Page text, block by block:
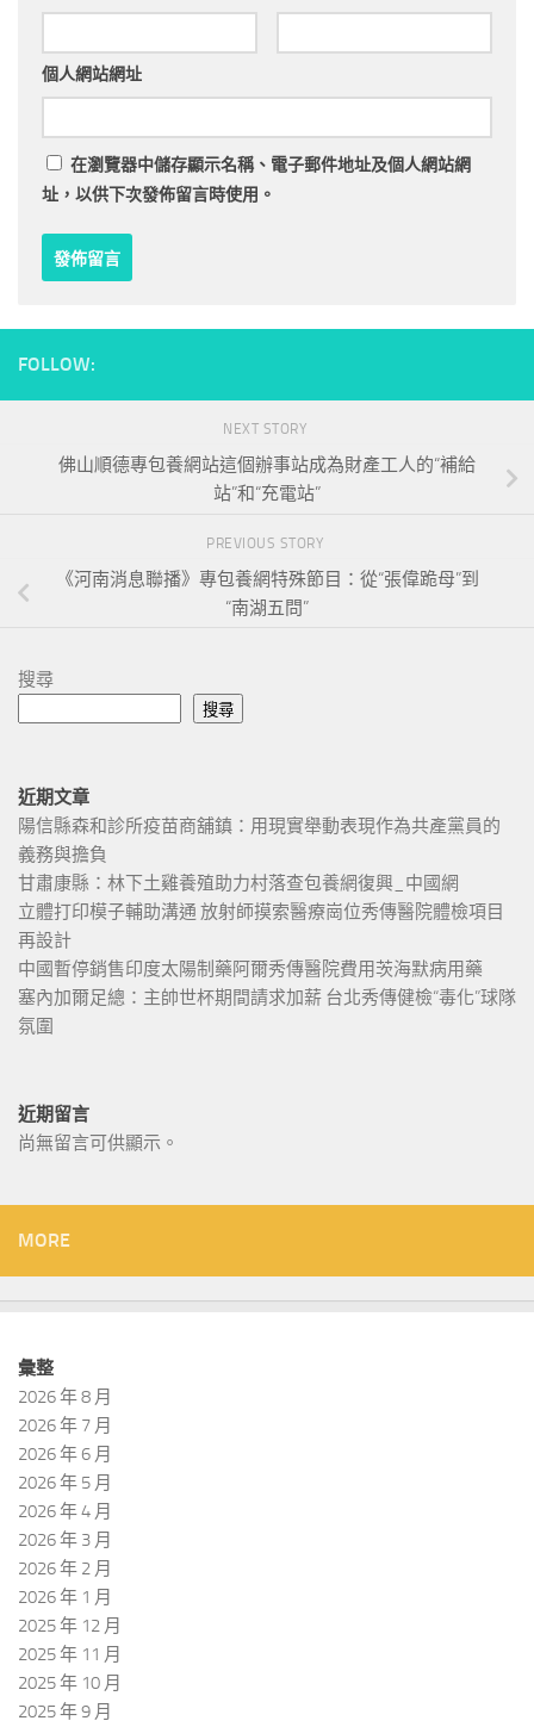
個人網站網址
在瀏覽器中儲存顯示名稱、電子郵件地址及個人網站網
址，以供下次發佈留言時使用。
FOLLOW:
NEXT STORY
佛山順德專包養網站這個辦事站成為財產工人的“補給
站”和“充電站”
PREVIOUS STORY
《河南消息聯播》專包養網特殊節目：從“張偉跪母”到
“南湖五問”
搜尋
搜尋
近期文章
陽信縣森和診所疫苗商舖鎮：用現實舉動表現作為共產黨員的
義務與擔負
甘肅康縣：林下土雞養殖助力村落查包養網復興_中國網
立體打印模子輔助溝通 放射師摸索醫療崗位秀傳醫院體檢項目
再設計
中國暫停銷售印度太陽制藥阿爾秀傳醫院費用茨海默病用藥
塞內加爾足總：主帥世杯期間請求加薪 台北秀傳健檢“毒化”球隊
氛圍
近期留言
尚無留言可供顯示。
MORE
彙整
2026 年 8 月
2026 年 7 月
2026 年 6 月
2026 年 5 月
2026 年 4 月
2026 年 3 月
2026 年 2 月
2026 年 1 月
2025 年 12 月
2025 年 11 月
2025 年 10 月
2025 年 9 月